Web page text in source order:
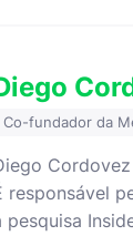
Co-fundador da
responsável
pesquisa